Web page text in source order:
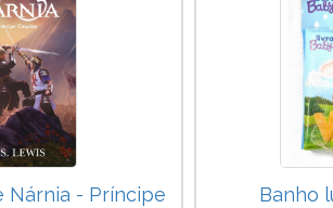
Nárnia - Príncipe
Banho